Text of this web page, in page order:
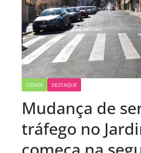
CIDADE DESTAQUE
Mudança de
tráfego no